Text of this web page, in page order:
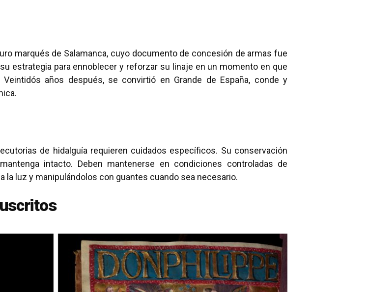
marqués de Salamanca, cuyo documento de concesión de armas fue
estrategia para ennoblecer y reforzar su linaje en un momento en que
años después, se convirtió en Grande de España, conde y
de hidalguía requieren cuidados específicos. Su conservación
intacto. Deben mantenerse en condiciones controladas de
la luz y manipulándolos con guantes cuando sea necesario.